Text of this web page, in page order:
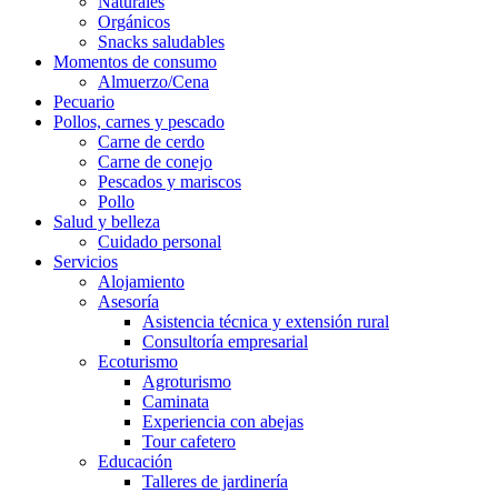
Orgánicos
Snacks saludables
Momentos de consumo
Almuerzo/Cena
Pecuario
Pollos, carnes y pescado
Carne de cerdo
Carne de conejo
Pescados y mariscos
Pollo
Salud y belleza
Cuidado personal
Servicios
Alojamiento
Asesoría
Asistencia técnica y extensión rural
Consultoría empresarial
Ecoturismo
Agroturismo
Caminata
Experiencia con abejas
Tour cafetero
Educación
Talleres de jardinería